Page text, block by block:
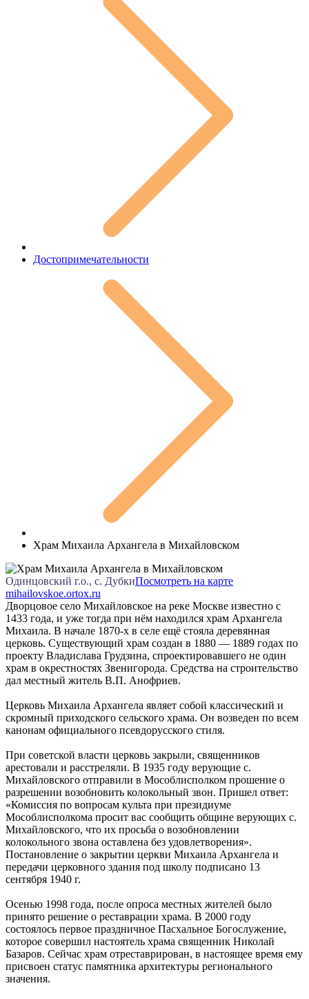
Достопримечательности
Храм Михаила Архангела в Михайловском
Одинцовский г.о., с. ДубкиПосмотреть на карте
mihailovskoe.ortox.ru
Дворцовое село Михайловское на реке Москве известно с
1433 года, и уже тогда при нём находился храм Архангела
Михаила. В начале 1870-х в селе ещё стояла деревянная
церковь. Существующий храм создан в 1880 — 1889 годах по
проекту Владислава Грудзина, спроектировавшего не один
храм в окрестностях Звенигорода. Средства на строительство
дал местный житель В.П. Анофриев.
Церковь Михаила Архангела являет собой классический и
скромный приходского сельского храма. Он возведен по всем
канонам официального псевдорусского стиля.
При советской власти церковь закрыли, священников
арестовали и расстреляли. В 1935 году верующие с.
Михайловского отправили в Мособлисполком прошение о
разрешении возобновить колокольный звон. Пришел ответ:
«Комиссия по вопросам культа при президиуме
Мособлисполкома просит вас сообщить общине верующих с.
Михайловского, что их просьба о возобновлении
колокольного звона оставлена без удовлетворения».
Постановление о закрытии церкви Михаила Архангела и
передачи церковного здания под школу подписано 13
сентября 1940 г.
Осенью 1998 года, после опроса местных жителей было
принято решение о реставрации храма. В 2000 году
состоялось первое праздничное Пасхальное Богослужение,
которое совершил настоятель храма священник Николай
Базаров. Сейчас храм отреставрирован, в настоящее время ему
присвоен статус памятника архитектуры регионального
значения.